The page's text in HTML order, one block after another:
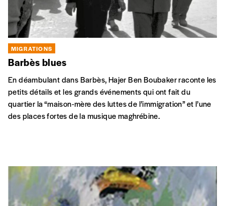
MIGRATIONS
Barbès blues
En déambulant dans Barbès, Hajer Ben Boubaker raconte les
petits détails et les grands événements qui ont fait du
quartier la “maison-mère des luttes de l’immigration” et l’une
des places fortes de la musique maghrébine.